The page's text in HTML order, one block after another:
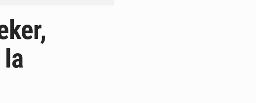
veut en mesurer la valeur
Leu-Govind
filière soja bio